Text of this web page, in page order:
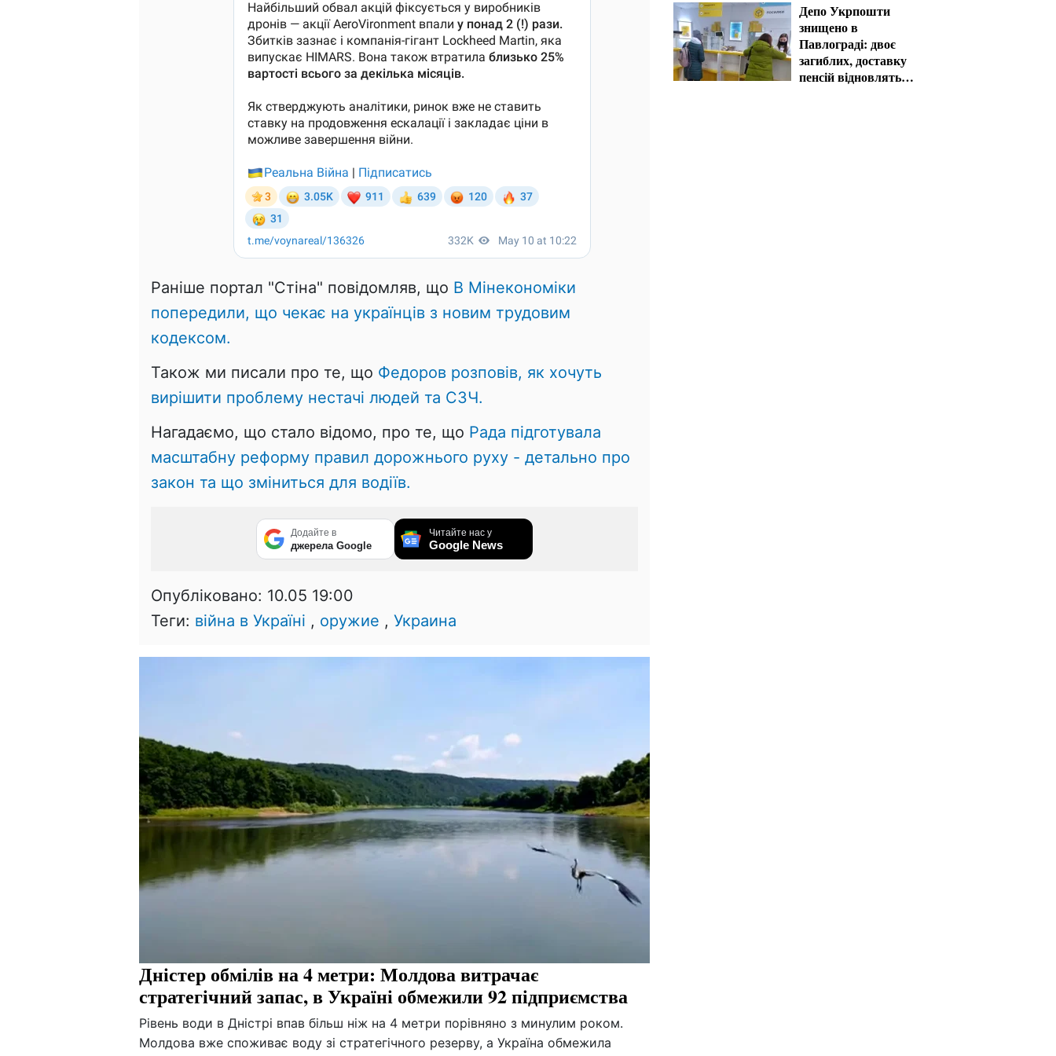
Раніше портал "Стіна" повідомляв, що В Мінекономіки
попередили, що чекає на українців з новим трудовим
кодексом.
Також ми писали про те, що Федоров розповів, як хочуть
вирішити проблему нестачі людей та СЗЧ.
Нагадаємо, що стало відомо, про те, що Рада підготувала
масштабну реформу правил дорожнього руху - детально про
закон та що зміниться для водіїв.
Додайте в
джерела Google
Читайте нас у
Google News
Опубліковано: 10.05 19:00
Теги: війна в Україні , оружие , Украина
Дністер обмілів на 4 метри: Молдова витрачає
стратегічний запас, в Україні обмежили 92 підприємства
Рівень води в Дністрі впав більш ніж на 4 метри порівняно з минулим роком.
Молдова вже споживає воду зі стратегічного резерву, а Україна обмежила
Депо Укрпошти
знищено в
Павлограді: двоє
загиблих, доставку
пенсій відновлять